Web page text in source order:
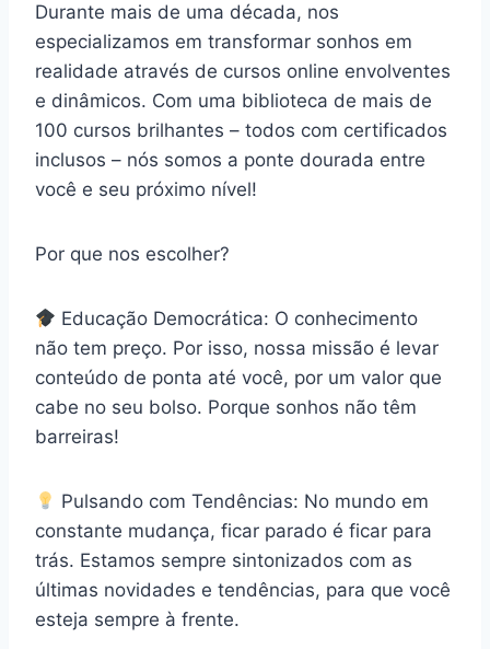
Durante mais de uma década, nos
especializamos em transformar sonhos em
realidade através de cursos online envolventes
e dinâmicos. Com uma biblioteca de mais de
100 cursos brilhantes – todos com certificados
inclusos – nós somos a ponte dourada entre
você e seu próximo nível!
Por que nos escolher?
Educação Democrática: O conhecimento
não tem preço. Por isso, nossa missão é levar
conteúdo de ponta até você, por um valor que
cabe no seu bolso. Porque sonhos não têm
barreiras!
Pulsando com Tendências: No mundo em
constante mudança, ficar parado é ficar para
trás. Estamos sempre sintonizados com as
últimas novidades e tendências, para que você
esteja sempre à frente.